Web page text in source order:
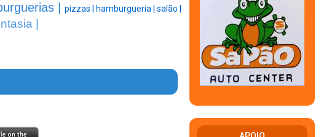
| pizzas | hamburgueria | salão |
|